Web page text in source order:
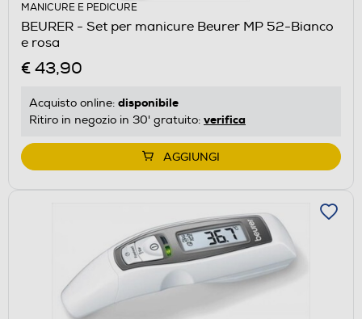
MANICURE E PEDICURE
BEURER - Set per manicure Beurer MP 52-Bianco
e rosa
€ 43,90
Acquisto online: disponibile
Ritiro in negozio in 30' gratuito: verifica
AGGIUNGI